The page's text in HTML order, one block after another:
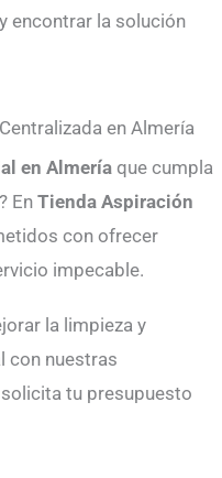
encontrar la solución
en Almería
en Almería que cumpla
En Tienda Aspiración
con ofrecer
impecable.
la limpieza y
con nuestras
tu presupuesto